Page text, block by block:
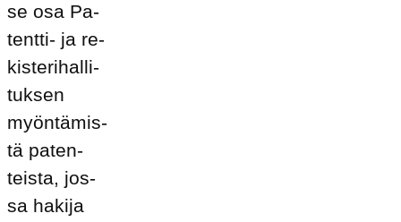
se osa Pa­
tent­ti- ja re­
kis­te­ri­hal­li­
tuk­sen
myön­tä­mis­
tä pa­ten­
teis­ta, jos­
sa ha­ki­ja